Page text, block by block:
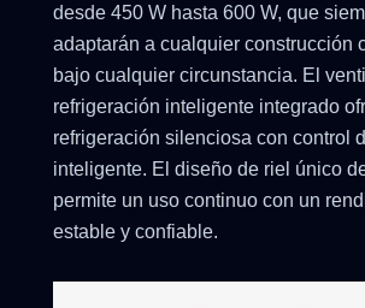
desde 450 W hasta 600 W, que
adaptarán a cualquier construcción
bajo cualquier circunstancia. El
refrigeración inteligente integrado
refrigeración silenciosa con control
inteligente. El diseño de riel único
permite un uso continuo con un
estable y confiable.